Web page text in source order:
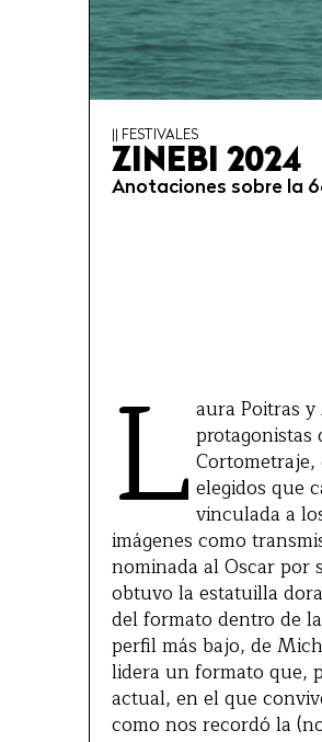
|| FESTIVALES
ZINEBI 2024
Anotaciones sobre la
L aura Poitras
protagonistas
Cortometraje,
elegidos que
vinculada a
imágenes como
nominada al Oscar por
obtuvo la estatuilla
del formato dentro de
perfil más bajo, de
lidera un formato que,
actual, en el que
como nos recordó la